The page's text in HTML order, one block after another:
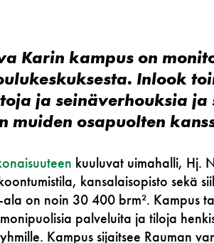
Karin kampus on
Inlook
ja seinäverhouksia
muiden osapuolten
kuuluvat uimahalli, Hj.
kansalaisopisto sekä
on noin 30 400 brm². Kampus
palveluita ja tiloja
Kampus sijaitsee Rauman